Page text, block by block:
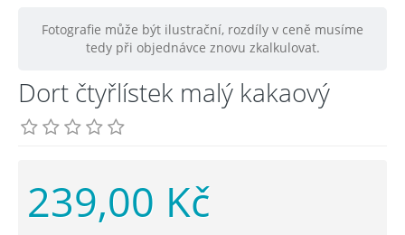
Fotografie může být ilustrační, rozdíly v ceně musíme
tedy při objednávce znovu zkalkulovat.
Dort čtyřlístek malý kakaový
239,00 Kč